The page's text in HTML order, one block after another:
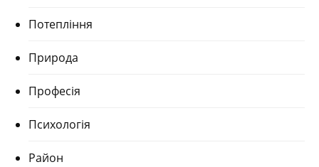
Потепління
Природа
Професія
Психологія
Район